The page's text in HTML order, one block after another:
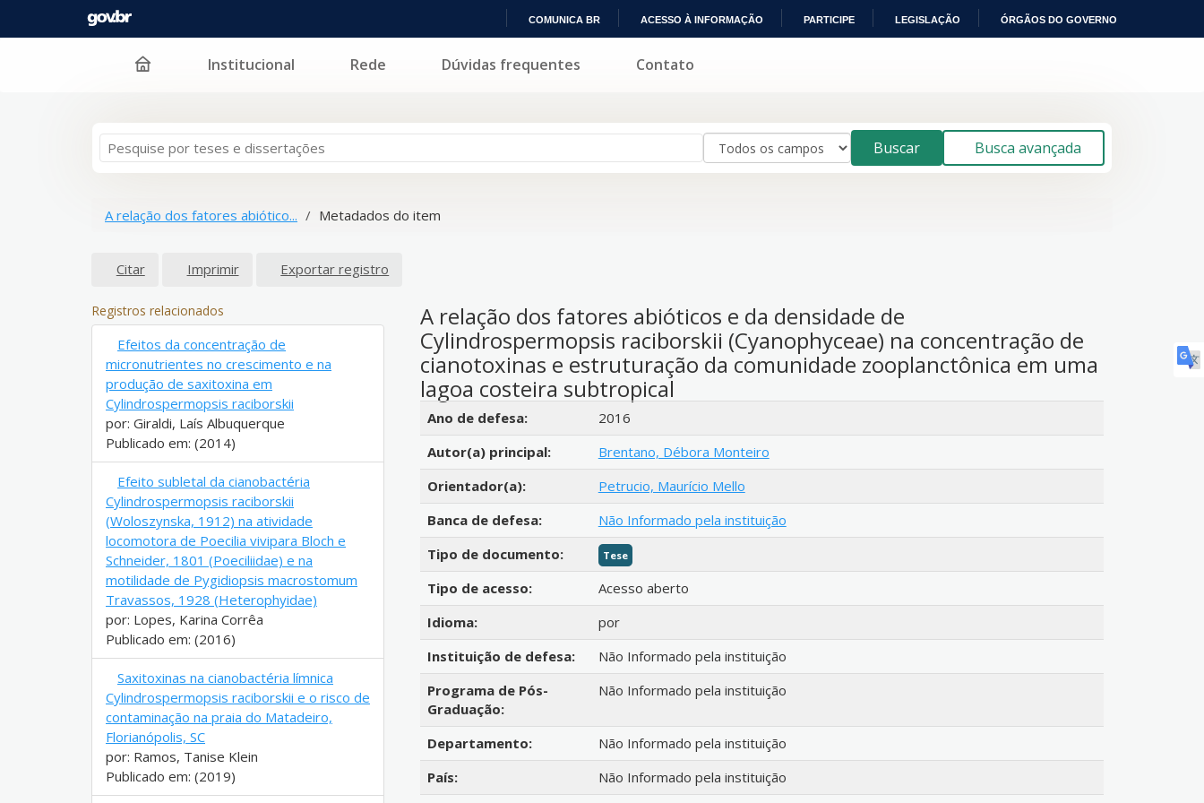
COMUNICA BR ACESSO À INFORMAÇÃO PARTICIPE LEGISLAÇÃO ÓRGÃOS DO GOVERNO
Pular para o conteúdo Institucional Rede Dúvidas frequentes Contato
Buscar Busca avançada
A relação dos fatores abiótico... Metadados do item
Citar Imprimir Exportar registro
A relação dos fatores abióticos e da densidade de
Cylindrospermopsis raciborskii (Cyanophyceae) na concentração de
cianotoxinas e estruturação da comunidade zooplanctônica em uma
lagoa costeira subtropical
Detalhes bibliográficos
Ano de defesa:
2016
Autor(a) principal:
Brentano, Débora Monteiro
Orientador(a):
Petrucio, Maurício Mello
Banca de defesa:
Não Informado pela instituição
Tipo de documento:
Tese
Tipo de acesso:
Acesso aberto
Idioma:
por
Instituição de defesa:
Não Informado pela instituição
Programa de Pós-
Graduação:
Não Informado pela instituição
Departamento:
Não Informado pela instituição
País:
Não Informado pela instituição
Registros relacionados
Efeitos da concentração de
micronutrientes no crescimento e na
produção de saxitoxina em
Cylindrospermopsis raciborskii
por: Giraldi, Laís Albuquerque
Publicado em: (2014)
Efeito subletal da cianobactéria
Cylindrospermopsis raciborskii
(Woloszynska, 1912) na atividade
locomotora de Poecilia vivipara Bloch e
Schneider, 1801 (Poeciliidae) e na
motilidade de Pygidiopsis macrostomum
Travassos, 1928 (Heterophyidae)
por: Lopes, Karina Corrêa
Publicado em: (2016)
Saxitoxinas na cianobactéria límnica
Cylindrospermopsis raciborskii e o risco de
contaminação na praia do Matadeiro,
Florianópolis, SC
por: Ramos, Tanise Klein
Publicado em: (2019)